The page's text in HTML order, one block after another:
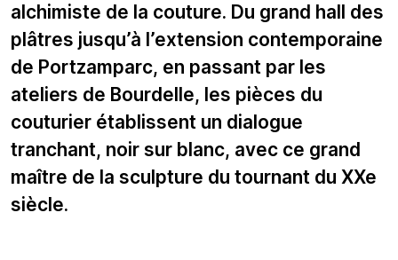
alchimiste de la couture. Du grand hall des
plâtres jusqu’à l’extension contemporaine
de Portzamparc, en passant par les
ateliers de Bourdelle, les pièces du
couturier établissent un dialogue
tranchant, noir sur blanc, avec ce grand
maître de la sculpture du tournant du XXe
siècle.